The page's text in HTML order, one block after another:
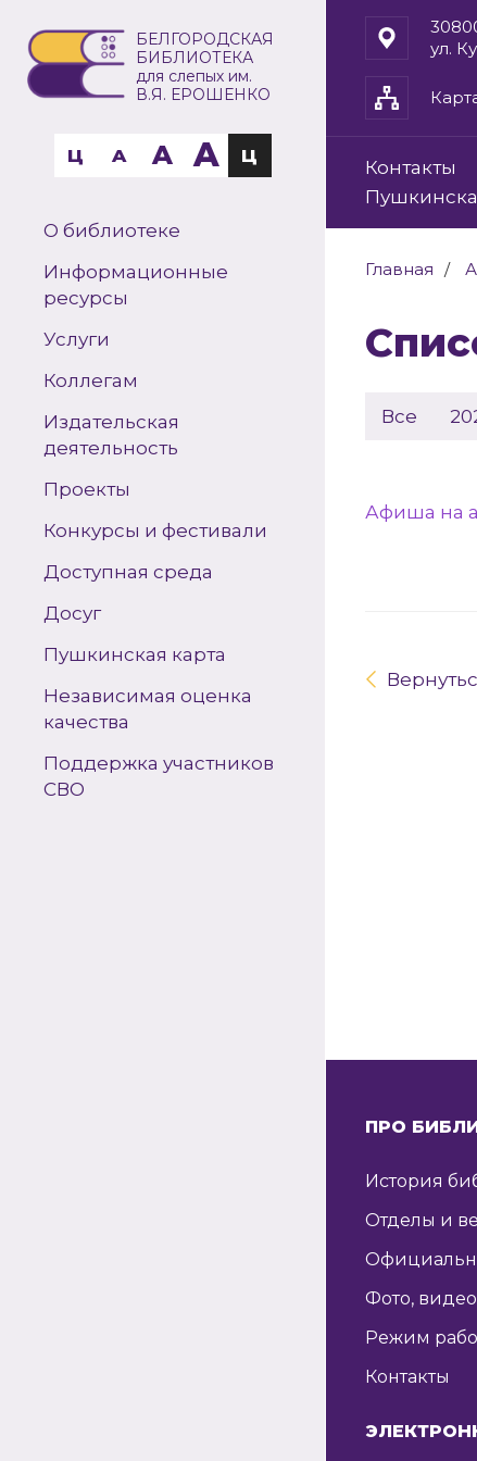
БЕЛГОРОДСКАЯ
БИБЛИОТЕКА
для слепых им.
В.Я. ЕРОШЕНКО
Ц A A A Ц
О библиотеке
Информационные
ресурсы
Услуги
Коллегам
Издательская
деятельность
Проекты
Конкурсы и фестивали
Доступная среда
Досуг
Пушкинская карта
Независимая оценка
качества
Поддержка участников
СВО
ул.
Контакты
Главная
Все
Афиша на
ПРО
История
Отделы и
Фото,
Режим
Контакты